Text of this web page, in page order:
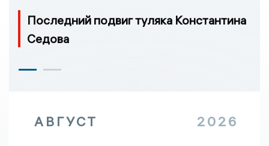
Последний подвиг туляка Константина
Седова
АВГУСТ 2026